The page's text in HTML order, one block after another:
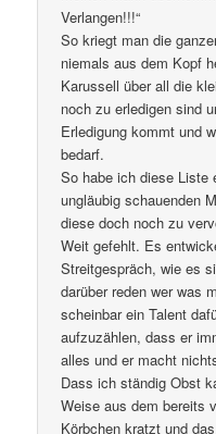
Verlangen!!!“
So kriegt man die
niemals aus dem Kopf
Karussell über all die
noch zu erledigen sind
Erledigung kommt und
bedarf.
So habe ich diese Liste
ungläubig schauenden
diese doch noch zu
Weit gefehlt. Es
Streitgespräch, wie es
darüber reden wer was
scheinbar ein Talent
aufzuzählen, dass er
alles und er macht
Dass ich ständig Obst
Weise aus dem bereits
Körbchen kratzt und